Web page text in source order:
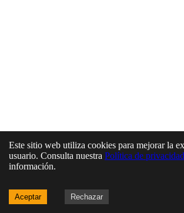
Este sitio web utiliza cookies para mejorar la
usuario. Consulta nuestra Política de privacidad
información.
Aceptar Rechazar